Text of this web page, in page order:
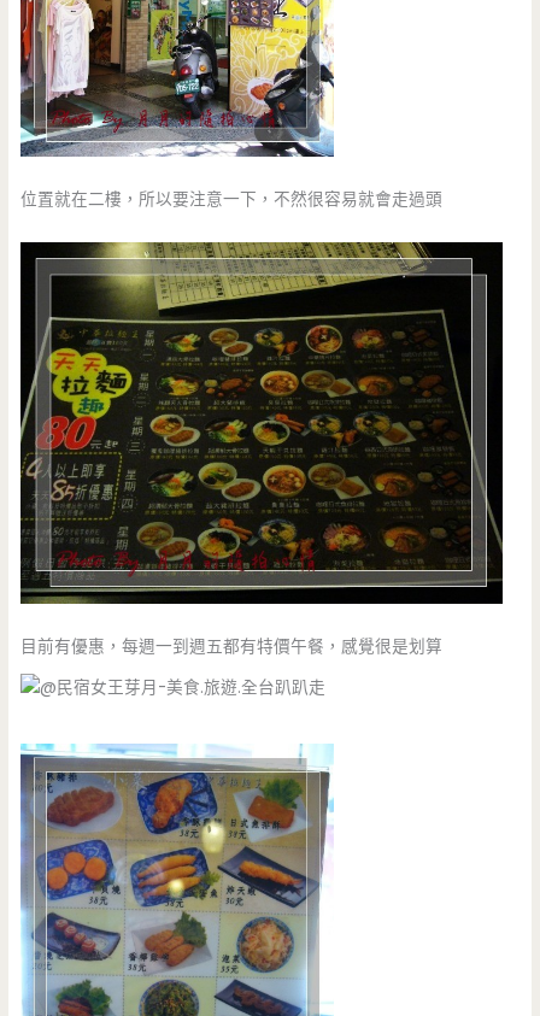
位置就在二樓，所以要注意一下，不然很容易就會走過頭
目前有優惠，每週一到週五都有特價午餐，感覺很是划算